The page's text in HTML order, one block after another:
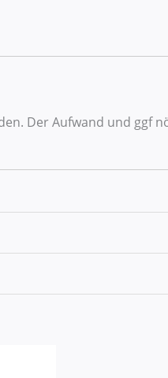
Der Aufwand und ggf